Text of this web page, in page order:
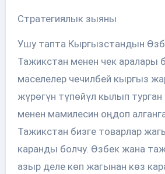
Стратегиялык зыяны
Ушу тапта Кыргызстандын
Тажикстан менен чек аралары
маселелер чечилбей кыргыз
жүрөгүн түпөйүл кылып турган
менен мамилесин оңдоп
Тажикстан бизге товарлар
каранды болчу. Өзбек жана
азыр деле көп жагынан көз